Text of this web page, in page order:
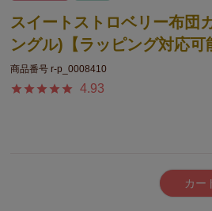
スイートストロベリー布団
ングル)【ラッピング対応可
商品番号 r-p_0008410
4.93
カー